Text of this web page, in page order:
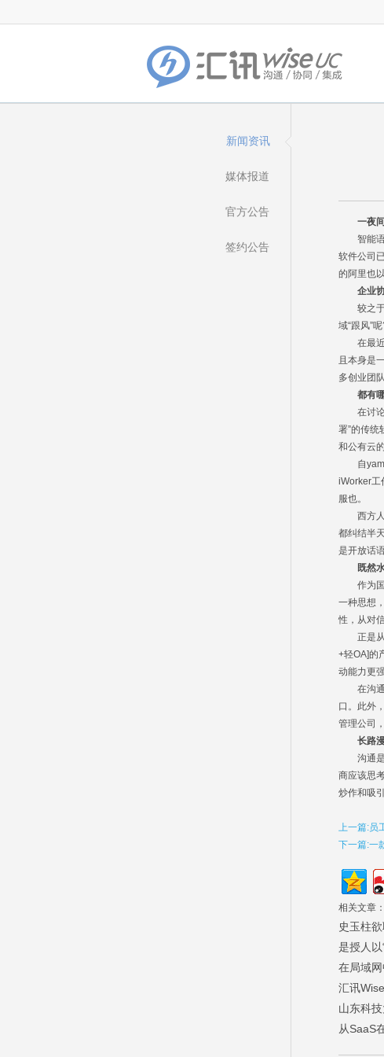
新闻资讯
媒体报道
官方公告
签约公告
一夜间
智能语
软件公司
的阿里也
企业协
较之于
域“跟风”
在最近
且本身是
多创业团
都有哪
在讨论
署”的传统
和公有云
自
iWorker工
服也。
西方人
都纠结半
是开放话
既然水
作为国
一种思想
性，从对
正是从
+轻OA]的
动能力更
在沟通
口。此外
管理公司
长路漫
沟通是
商应该思
炒作和吸
上一篇:员
下一篇:一
相关文章：
史玉柱
是授人以
在局域
汇讯
山东科
从SaaS